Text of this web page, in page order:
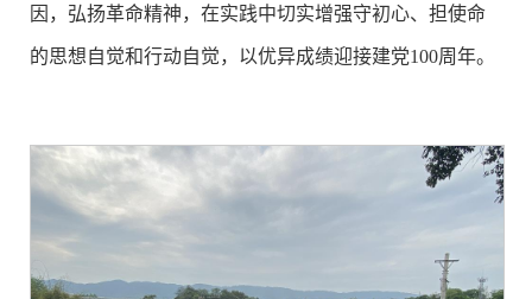
因，弘扬革命精神，在实践中切实增强守初心、担使命
的思想自觉和行动自觉，以优异成绩迎接建党100周年。